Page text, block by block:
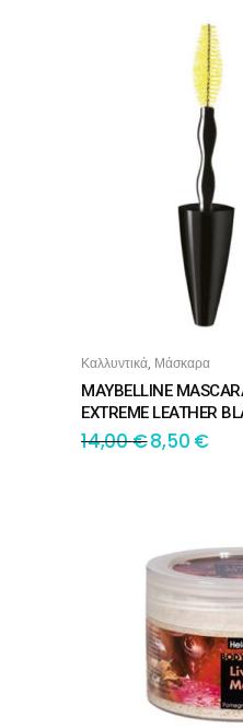
ΠΡΟΣΘΉΚΗ ΣΤΟ
Καλλυντικά, Μάσκαρα
MAYBELLINE
EXTREME LEATHER
14,00€8,50 €